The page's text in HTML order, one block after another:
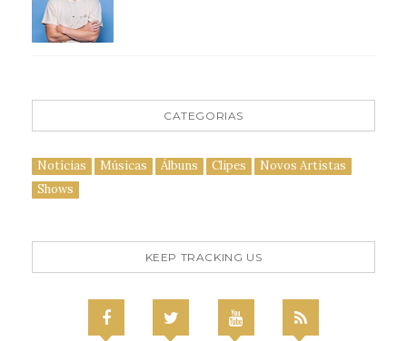
CATEGORIAS
Notícias Músicas Álbuns Clipes
Novos Artistas
Shows
KEEP TRACKING US